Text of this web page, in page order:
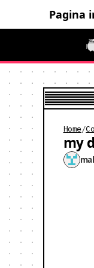
Pagina
Home /
my